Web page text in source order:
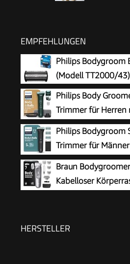
EMPFEHLUNGEN
Philips Bodygroom
(Modell TT2000/43)
Philips Body
Trimmer für Herren
Triple Protect
austauschbaren Köpfen,
100% duschfest, 120 Min.
BG7485/30
Philips Bodygroom
Trimmer für
mit Dreifachschutz,
im Intimbereich, 100%
Laufzeit, Modell BG5470/15
Braun
Kabelloser
HERSTELLER